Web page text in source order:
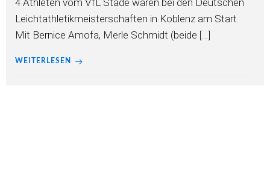
4 Athleten vom VfL Stade waren bei den Deutschen
Leichtathletikmeisterschaften in Koblenz am Start.
Mit Bernice Amofa, Merle Schmidt (beide […]
WEITERLESEN